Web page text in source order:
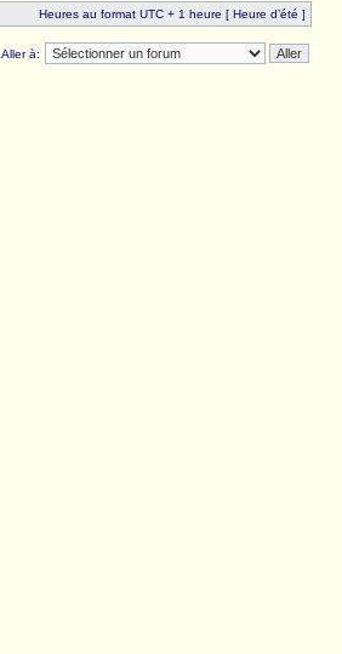
Heures au format UTC + 1 heure [ Heure d’été ]
Aller à: